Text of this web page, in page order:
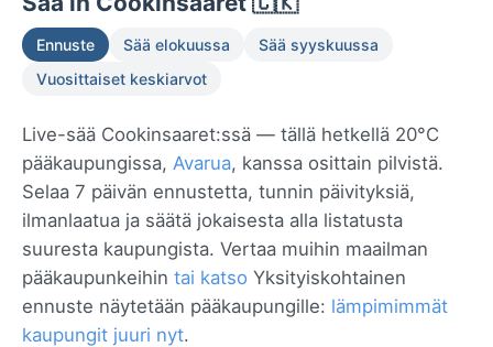
Ennuste Sää elokuussa
Sää syyskuussa
Vuosittaiset keskiarvot
Live-sää Cookinsaaret:ssä — tällä hetkellä 20°C
pääkaupungissa, Avarua, kanssa osittain pilvistä.
Selaa 7 päivän ennustetta, tunnin päivityksiä,
ilmanlaatua ja säätä jokaisesta alla listatusta
suuresta kaupungista. Vertaa muihin maailman
pääkaupunkeihin tai katso Yksityiskohtainen
ennuste näytetään pääkaupungille: lämpimimmät
kaupungit juuri nyt.